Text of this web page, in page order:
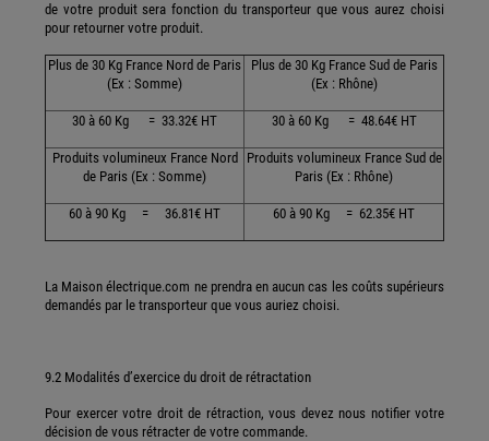
de votre produit sera fonction du transporteur que vous aurez choisi
pour retourner votre produit.
Plus de 30 Kg France Nord de Paris
(Ex : Somme)
Plus de 30 Kg France Sud de Paris
(Ex : Rhône)
30 à 60 Kg = 33.32€ HT 30 à 60 Kg = 48.64€ HT
Produits volumineux France Nord
de Paris (Ex : Somme)
Produits volumineux France Sud de
Paris (Ex : Rhône)
60 à 90 Kg = 36.81€ HT 60 à 90 Kg = 62.35€ HT
La Maison électrique.com ne prendra en aucun cas les coûts supérieurs
demandés par le transporteur que vous auriez choisi.
9.2 Modalités d’exercice du droit de rétractation
Pour exercer votre droit de rétraction, vous devez nous notifier votre
décision de vous rétracter de votre commande.